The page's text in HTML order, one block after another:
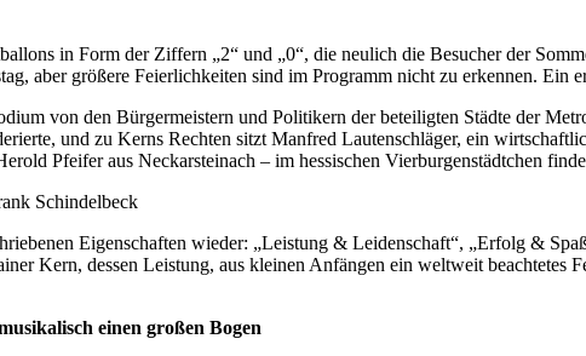
in Form der Ziffern „2“ und „0“, die neulich die Besucher der
aber größere Feierlichkeiten sind im Programm nicht zu erkennen. Ein
von den Bürgermeistern und Politikern der beteiligten Städte der
und zu Kerns Rechten sitzt Manfred Lautenschläger, ein
Pfeifer aus Neckarsteinach – im hessischen Vierburgenstädtchen
Eigenschaften wieder: „Leistung & Leidenschaft“, „Erfolg &
Kern, dessen Leistung, aus kleinen Anfängen ein weltweit
einen großen Bogen